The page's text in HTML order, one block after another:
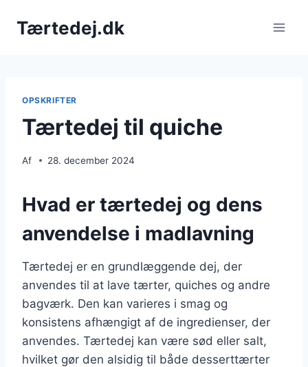
Tærtedej.dk
OPSKRIFTER
Tærtedej til quiche
Af 28. december 2024
Hvad er tærtedej og dens
anvendelse i madlavning
Tærtedej er en grundlæggende dej, der
anvendes til at lave tærter, quiches og andre
bagværk. Den kan varieres i smag og
konsistens afhængigt af de ingredienser, der
anvendes. Tærtedej kan være sød eller salt,
hvilket gør den alsidig til både desserttærter